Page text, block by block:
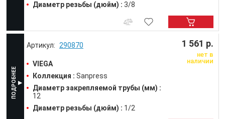
Диаметр резьбы (дюйм) : 3/8
290870
VIEGA
Коллекция : Sanpress
Диаметр закрепляемой трубы (мм) :
12
Диаметр резьбы (дюйм) : 1/2
1 561 р.
нет в
наличии